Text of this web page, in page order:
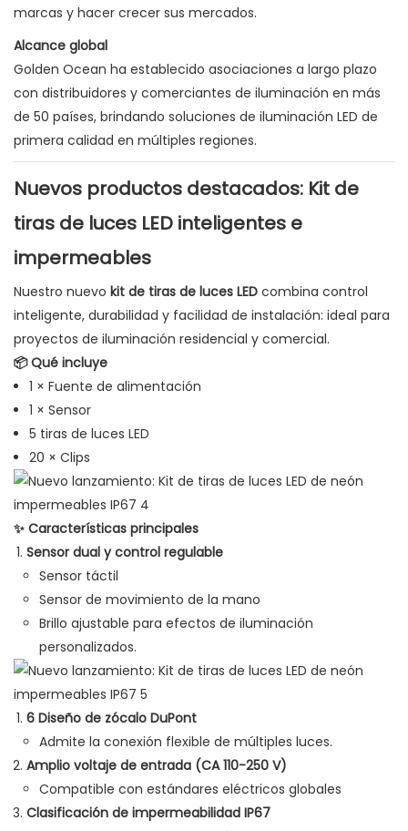
marcas y hacer crecer sus mercados.
Alcance global
Golden Ocean ha establecido asociaciones a largo plazo
con distribuidores y comerciantes de iluminación en más
de 50 países, brindando soluciones de iluminación LED de
primera calidad en múltiples regiones.
Nuevos productos destacados: Kit de
tiras de luces LED inteligentes e
impermeables
Nuestro nuevo kit de tiras de luces LED combina control
inteligente, durabilidad y facilidad de instalación: ideal para
proyectos de iluminación residencial y comercial.
📦 Qué incluye
1 × Fuente de alimentación
1 × Sensor
5 tiras de luces LED
20 × Clips
✨ Características principales
Sensor dual y control regulable
Sensor táctil
Sensor de movimiento de la mano
Brillo ajustable para efectos de iluminación
personalizados.
6 Diseño de zócalo DuPont
Admite la conexión flexible de múltiples luces.
Amplio voltaje de entrada (CA 110-250 V)
Compatible con estándares eléctricos globales
Clasificación de impermeabilidad IP67